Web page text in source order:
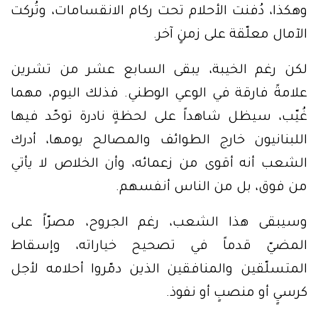
وهكذا، دُفنت الأحلام تحت ركام الانقسامات، وتُركت
الآمال معلّقة على زمنٍ آخر.
لكن رغم الخيبة، يبقى السابع عشر من تشرين
علامةً فارقة في الوعي الوطني. فذلك اليوم، مهما
غُيّب، سيظل شاهداً على لحظةٍ نادرة توحّد فيها
اللبنانيون خارج الطوائف والمصالح يومها، أدرك
الشعب أنه أقوى من زعمائه، وأن الخلاص لا يأتي
من فوق، بل من الناس أنفسهم.
وسيبقى هذا الشعب، رغم الجروح، مصرّاً على
المضيّ قدماً في تصحيح خياراته، وإسقاط
المتسلّقين والمنافقين الذين دمّروا أحلامه لأجل
كرسيٍ أو منصبٍ أو نفوذ.